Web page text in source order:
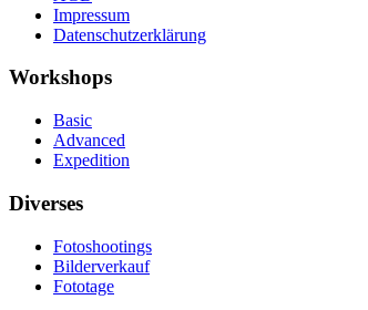
Impressum
Datenschutzerklärung
Workshops
Basic
Advanced
Expedition
Diverses
Fotoshootings
Bilderverkauf
Fototage